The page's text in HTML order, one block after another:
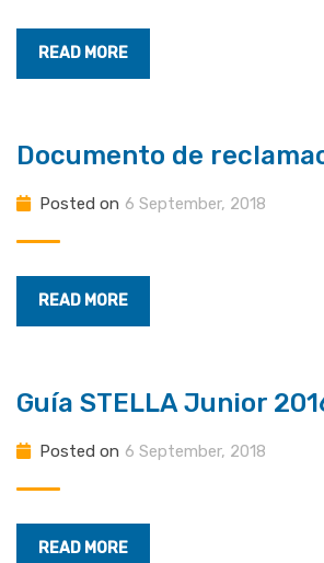
READ MORE
Documento de
Posted on 6 September, 2018
READ MORE
Guía STELLA Junior
Posted on 6 September, 2018
READ MORE